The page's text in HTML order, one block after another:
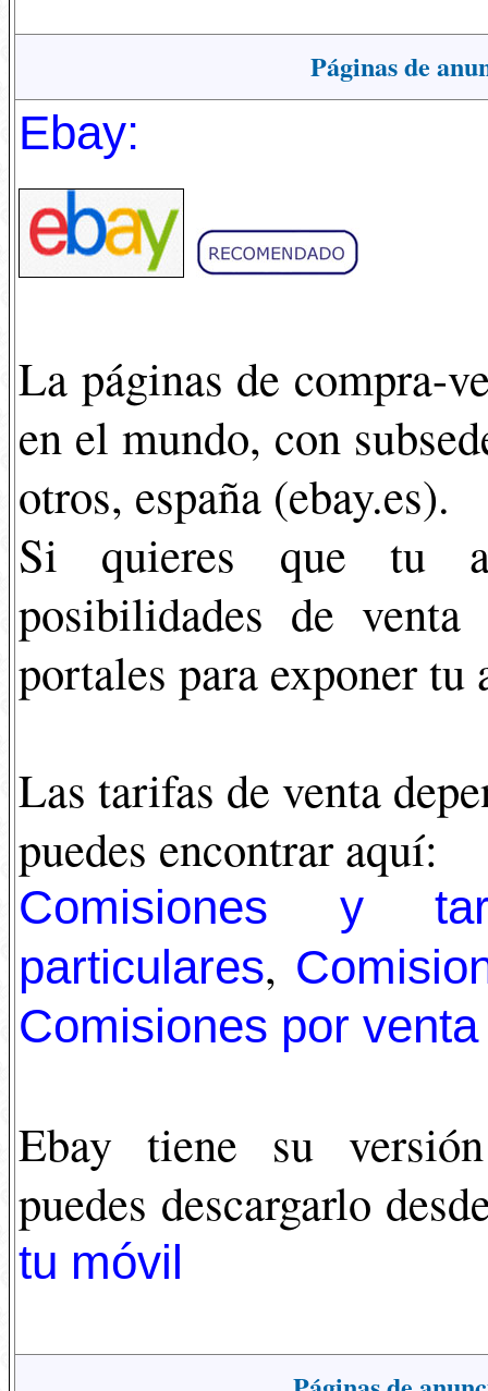
Páginas de
Ebay:
La páginas de compra-
en el mundo, con
otros, españa (ebay.es).
Si quieres que tu
posibilidades de
portales para exponer
Las tarifas de venta
puedes encontrar aquí:
Comisiones y
particulares,
Comisiones por
Ebay tiene su
puedes descargarlo
tu móvil